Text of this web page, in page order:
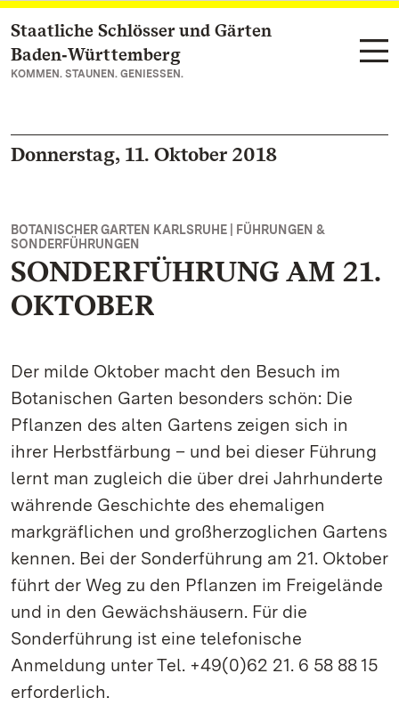
Zum Hauptinhalt springen
Staatliche Schlösser und Gärten
Baden‑Württemberg
KOMMEN. STAUNEN. GENIESSEN.
Donnerstag, 11. Oktober 2018
BOTANISCHER GARTEN KARLSRUHE | FÜHRUNGEN &
SONDERFÜHRUNGEN
SONDERFÜHRUNG AM 21.
OKTOBER
Der milde Oktober macht den Besuch im
Botanischen Garten besonders schön: Die
Pflanzen des alten Gartens zeigen sich in
ihrer Herbstfärbung – und bei dieser Führung
lernt man zugleich die über drei Jahrhunderte
währende Geschichte des ehemaligen
markgräflichen und großherzoglichen Gartens
kennen. Bei der Sonderführung am 21. Oktober
führt der Weg zu den Pflanzen im Freigelände
und in den Gewächshäusern. Für die
Sonderführung ist eine telefonische
Anmeldung unter Tel. +49(0)62 21. 6 58 88 15
erforderlich.